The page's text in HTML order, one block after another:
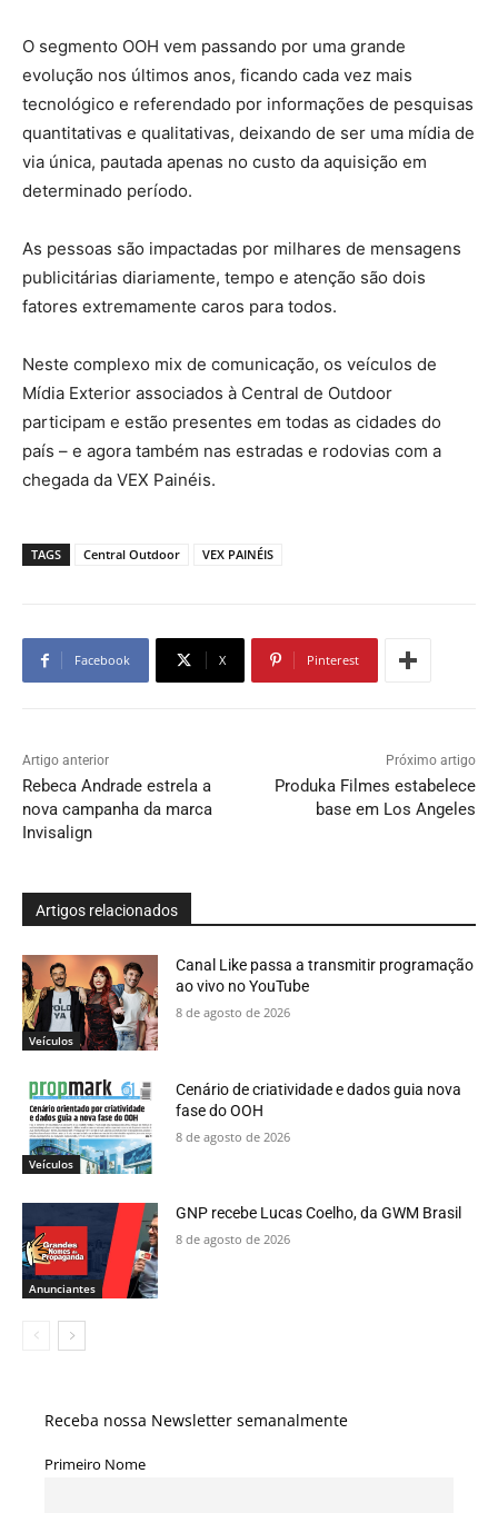
O segmento OOH vem passando por uma grande
evolução nos últimos anos, ficando cada vez mais
tecnológico e referendado por informações de pesquisas
quantitativas e qualitativas, deixando de ser uma mídia de
via única, pautada apenas no custo da aquisição em
determinado período.
As pessoas são impactadas por milhares de mensagens
publicitárias diariamente, tempo e atenção são dois
fatores extremamente caros para todos.
Neste complexo mix de comunicação, os veículos de
Mídia Exterior associados à Central de Outdoor
participam e estão presentes em todas as cidades do
país – e agora também nas estradas e rodovias com a
chegada da VEX Painéis.
TAGS Central Outdoor VEX PAINÉIS
Facebook X Pinterest
Artigo anterior
Rebeca Andrade estrela a
nova campanha da marca
Invisalign
Próximo artigo
Produka Filmes estabelece
base em Los Angeles
Artigos relacionados
Veículos
Canal Like passa a transmitir programação
ao vivo no YouTube
8 de agosto de 2026
Veículos
Cenário de criatividade e dados guia nova
fase do OOH
8 de agosto de 2026
Anunciantes
GNP recebe Lucas Coelho, da GWM Brasil
8 de agosto de 2026
Receba nossa Newsletter semanalmente
Primeiro Nome